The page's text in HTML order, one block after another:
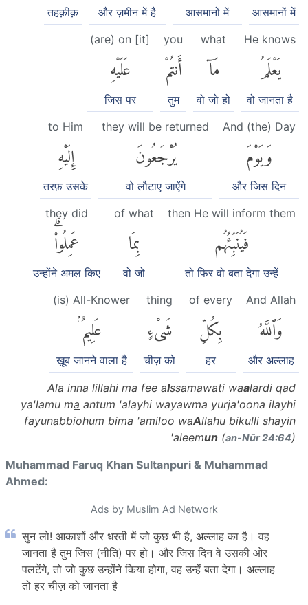
आसमानों में
आसमानों में
और ज़मीन में है
तहक़ीक़
He knows
يَعْلَمُ
वो जानता है
what
مَآ
वो जो हो
you
أَنتُمْ
तुम
(are) on [it]
عَلَيْهِ
जिस पर
And (the) Day
وَيَوْمَ
और जिस दिन
they will be returned
يُرْجَعُونَ
वो लौटाए जाऐंगे
to Him
إِلَيْهِ
तरफ़ उसके
then He will inform them
فَيُنَبِّئُهُم
तो फिर वो बता देगा उन्हें
of what
بِمَا
वो जो
they did
عَمِلُوا۟ۗ
उन्होंने अमल किए
And Allah
وَٱللَّهُ
और अल्लाह
of every
بِكُلِّ
हर
thing
شَىْءٍ
चीज़ को
(is) All-Knower
عَلِيمٌۢ
ख़ूब जानने वाला है
Ala inna lillahi ma fee alssamawati waalardi qad
ya'lamu ma antum 'alayhi wayawma yurja'oona ilayhi
fayunabbiohum bima 'amiloo waAllahu bikulli shayin
'aleemun (an-Nūr 24:64)
Muhammad Faruq Khan Sultanpuri & Muhammad
Ahmed:
Ads by Muslim Ad Network
सुन लो! आकाशों और धरती में जो कुछ भी है, अल्लाह का है। वह
जानता है तुम जिस (नीति) पर हो। और जिस दिन वे उसकी ओर
पलटेंगे, तो जो कुछ उन्होंने किया होगा, वह उन्हें बता देगा। अल्लाह
तो हर चीज़ को जानता है